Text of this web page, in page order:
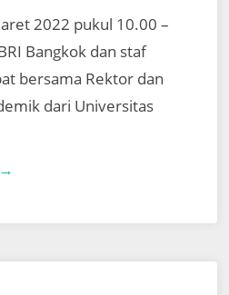
2022 pukul 10.00 –
Bangkok dan staf
bersama Rektor dan
dari Universitas
Atdikbud